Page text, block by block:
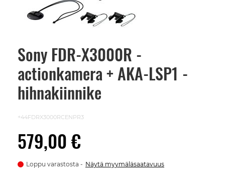
Sony FDR-X3000R -
actionkamera + AKA-LSP1 -
hihnakiinnike
+44FDRX3000RCENPR3
579,00 €
Loppu varastosta Näytä myymäläsaatavuus
Skip
beginning
images